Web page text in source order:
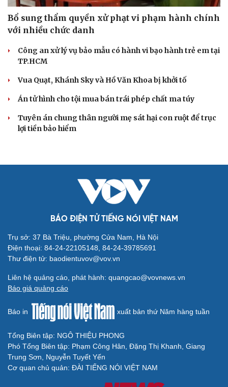
Cải chính
Bổ sung thẩm quyền xử phạt vi phạm hành chính
với nhiều chức danh
Công an xử lý vụ bảo mẫu có hành vi bạo hành trẻ em tại
TP.HCM
Vua Quạt, Khánh Sky và Hồ Văn Khoa bị khởi tố
Án tử hình cho tội mua bán trái phép chất ma túy
Tuyên án chung thân người mẹ sát hại con ruột để trục
lợi tiền bảo hiểm
BÁO ĐIỆN TỬ TIẾNG NÓI VIỆT NAM
Trụ sở: 37 Bà Triệu, phường Cửa Nam, Hà Nội
Điện thoại: 84-24-22105148, 84-24-39785691
Thư điện tử: baodientuvov@vov.vn
Liên hệ quảng cáo, phát hành: quangcao@vovnews.vn
Báo giá quảng cáo
Báo in xuất bản thứ Năm hàng tuần
Tổng Biên tập: NGÔ THIỆU PHONG
Phó Tổng Biên tập: Phạm Công Hân, Đặng Thị Khanh, Giang
Trung Sơn, Nguyễn Tuyết Yến
Cơ quan chủ quản: ĐÀI TIẾNG NÓI VIỆT NAM